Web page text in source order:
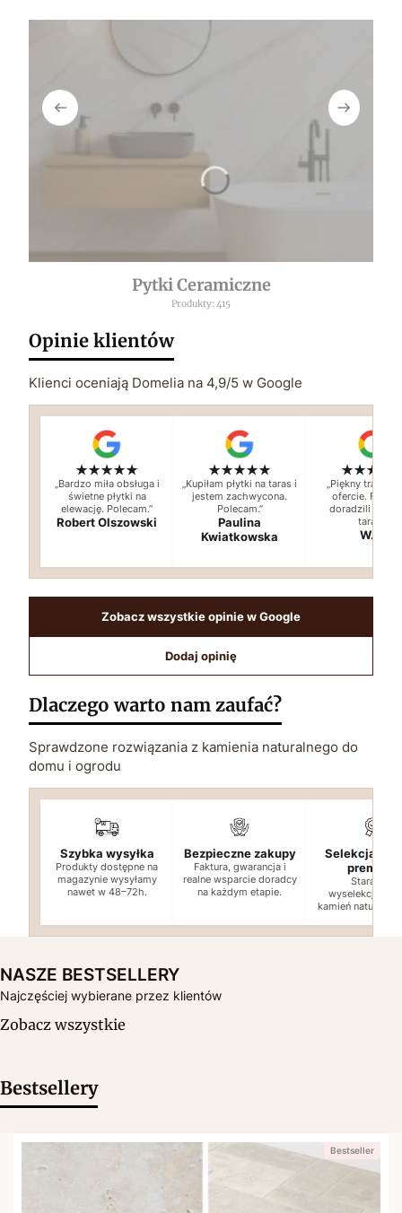
Pytki Ceramiczne
Produkty: 415
Opinie klientów
Klienci oceniają Domelia na 4,9/5 w Google
★★★★★
„Bardzo miła obsługa i
świetne płytki na
elewację. Polecam.”
Robert Olszowski
★★★★★
„Kupiłam płytki na taras i
jestem zachwycona.
Polecam.”
Paulina
Kwiatkowska
„Piękny
ofercie.
doradzili
taras.”
W.S.
Zobacz wszystkie opinie w Google
Dodaj opinię
Dlaczego warto nam zaufać?
Sprawdzone rozwiązania z kamienia naturalnego do
domu i ogrodu
Szybka wysyłka
Produkty dostępne na
magazynie wysyłamy
nawet w 48–72h.
Bezpieczne zakupy
Faktura, gwarancja i
realne wsparcie doradcy
na każdym etapie.
Selekcja
premium
Starannie
kamień naturalny
NASZE BESTSELLERY
Najczęściej wybierane przez klientów
Zobacz wszystkie
Bestsellery
Bestseller